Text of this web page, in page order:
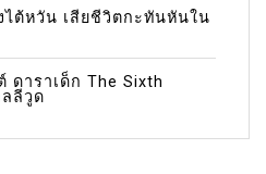
ต้หวัน เสียชีวิตกะทันหันใน
ดาราเด็ก The Sixth
ลลีวูด